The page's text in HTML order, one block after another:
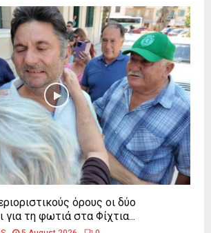
όρους οι δύο
για τη φωτιά στα Φίχτια...